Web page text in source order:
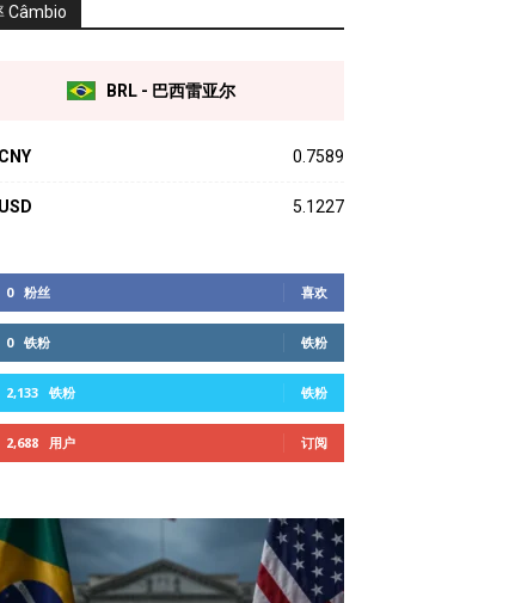
Câmbio
BRL - 巴西雷亚尔
CNY 0.7589
USD 5.1227
0 粉丝 喜欢
0 铁粉 铁粉
2,133 铁粉 铁粉
2,688 用户 订阅